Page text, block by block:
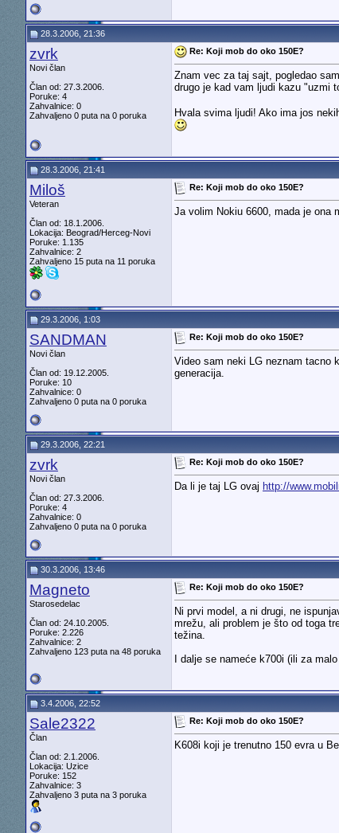
28.3.2006, 21:36
zvrk
Novi član
Član od: 27.3.2006.
Poruke: 4
Zahvalnice: 0
Zahvaljeno 0 puta na 0 poruka
Re: Koji mob do oko 150E?
Znam vec za taj sajt, pogledao
drugo je kad vam ljudi kazu "uzmi
Hvala svima ljudi! Ako ima jos
28.3.2006, 21:41
Miloš
Veteran
Član od: 18.1.2006.
Lokacija: Beograd/Herceg-Novi
Poruke: 1.135
Zahvalnice: 2
Zahvaljeno 15 puta na 11 poruka
Re: Koji mob do oko 150E?
Ja volim Nokiu 6600, mada je ona
29.3.2006, 1:03
SANDMAN
Novi član
Član od: 19.12.2005.
Poruke: 10
Zahvalnice: 0
Zahvaljeno 0 puta na 0 poruka
Re: Koji mob do oko 150E?
Video sam neki LG neznam tacno
generacija.
29.3.2006, 22:21
zvrk
Novi član
Član od: 27.3.2006.
Poruke: 4
Zahvalnice: 0
Zahvaljeno 0 puta na 0 poruka
Re: Koji mob do oko 150E?
Da li je taj LG ovaj http://
30.3.2006, 13:46
Magneto
Starosedelac
Član od: 24.10.2005.
Poruke: 2.226
Zahvalnice: 2
Zahvaljeno 123 puta na 48 poruka
Re: Koji mob do oko 150E?
Ni prvi model, a ni drugi, ne
mrežu, ali problem je što od toga
težina.
I dalje se nameće k700i (ili za
3.4.2006, 22:52
Sale2322
Član
Član od: 2.1.2006.
Lokacija: Uzice
Poruke: 152
Zahvalnice: 3
Zahvaljeno 3 puta na 3 poruka
Re: Koji mob do oko 150E?
K608i koji je trenutno 150 evra u